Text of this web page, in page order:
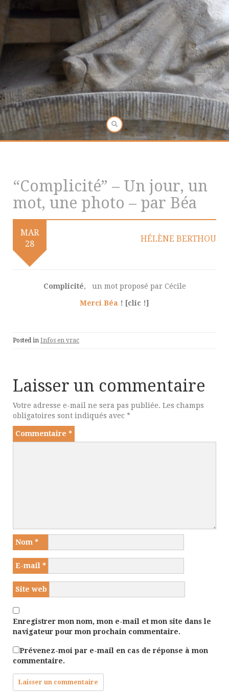
“Complicité” – Un jour, un
mot, une photo – par Béa
MAR
28
HÉLÈNE BERTHOU
Complicité, un mot proposé par Cécile
Merci Béa ! [clic !]
Posted in Infos en vrac
Laisser un commentaire
Votre adresse e-mail ne sera pas publiée. Les champs
obligatoires sont indiqués avec *
Commentaire *
Nom *
E-mail *
Site web
Enregistrer mon nom, mon e-mail et mon site dans le
navigateur pour mon prochain commentaire.
Prévenez-moi par e-mail en cas de réponse à mon
commentaire.